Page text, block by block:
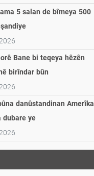
5 salan de bîmeya 500
Bane bi teqeya hêzên
birîndar bûn
danûstandinan Amerîka
dubare ye